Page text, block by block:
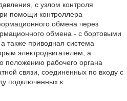
с узлом контроля
помощи контроллера
обмена через
обмена - с бортовыми
также приводная система
электродвигателем, а
положению рабочего органа
связи, соединенных по входу с
подключенных к